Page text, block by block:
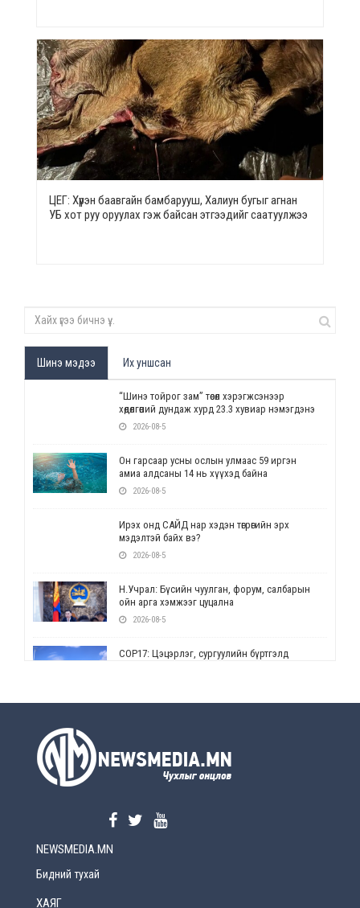
ЦЕГ: Хүрэн баавгайн бамбарууш, Халиун бугыг агнан
УБ хот руу оруулах гэж байсан этгээдийг саатуулжээ
Шинэ мэдээ Их уншсан
“Шинэ тойрог зам” төсөл хэрэгжсэнээр
хөдөлгөөний дундаж хурд 23.3 хувиар нэмэгдэнэ
2026-08-5
Он гарсаар усны ослын улмаас 59 иргэн
амиа алдсаны 14 нь хүүхэд байна
2026-08-5
Ирэх онд САЙД нар хэдэн төгрөгийн эрх
мэдэлтэй байх вэ?
2026-08-5
Н.Учрал: Бүсийн чуулган, форум, салбарын
ойн арга хэмжээг цуцална
2026-08-5
СОР17: Цэцэрлэг, сургуулийн бүртгэлд
2026-08-5
2026-08-5
NEWSMEDIA.MN
Бидний тухай
ХАЯГ